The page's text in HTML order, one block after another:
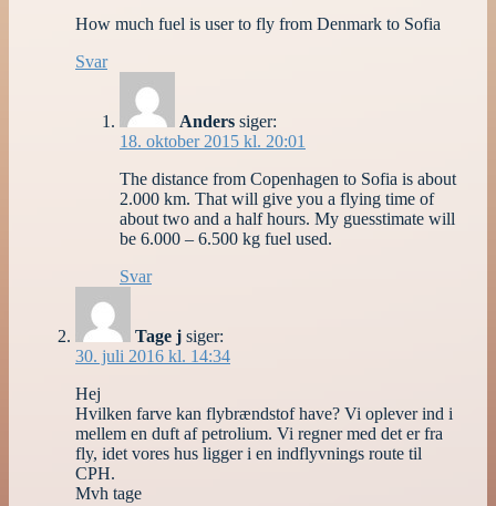
How much fuel is user to fly from Denmark to Sofia
Svar
Anders siger:
18. oktober 2015 kl. 20:01
The distance from Copenhagen to Sofia is about
2.000 km. That will give you a flying time of
about two and a half hours. My guesstimate will
be 6.000 – 6.500 kg fuel used.
Svar
Tage j siger:
30. juli 2016 kl. 14:34
Hej
Hvilken farve kan flybrændstof have? Vi oplever ind i
mellem en duft af petrolium. Vi regner med det er fra
fly, idet vores hus ligger i en indflyvnings route til
CPH.
Mvh tage